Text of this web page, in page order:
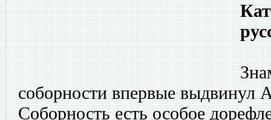
соборности впервые выдвинул
Соборность есть особое